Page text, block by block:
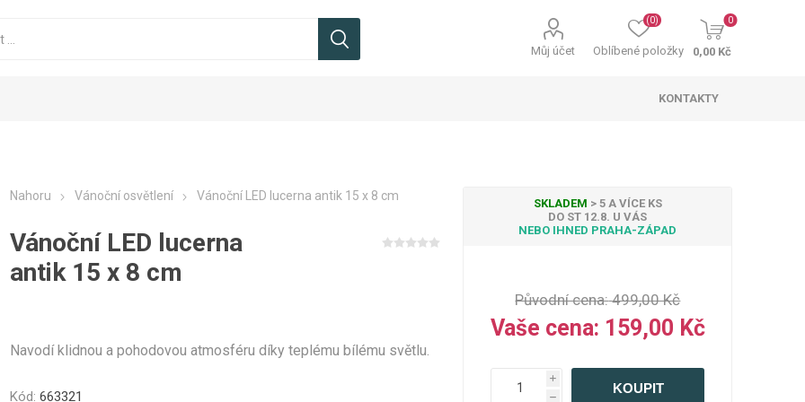
Můj účet Oblíbené položky
(0) 0
0,00 Kč
světelné řetězy LED světelné krápníky
světelné řetězy LED světelné krápníky
stromky Vánoční stojany
KONTAKTY
Nahoru Vánoční osvětlení Vánoční LED lucerna antik 15 x 8 cm
Vánoční LED lucerna
antik 15 x 8 cm
Navodí klidnou a pohodovou atmosféru díky teplému bílému světlu.
Kód: 663321
SKLADEM > 5 A VÍCE KS
DO ST 12.8. U VÁS
NEBO IHNED PRAHA-ZÁPAD
Původní cena: 499,00 Kč
Vaše cena: 159,00 Kč
i
h